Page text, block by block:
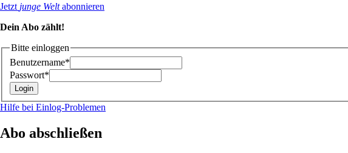
Jetzt junge Weltabonnieren
Dein Abo zählt!
Bitte einloggen
Benutzername*
Passwort*
Hilfe bei Einlog-Problemen
Abo abschließen